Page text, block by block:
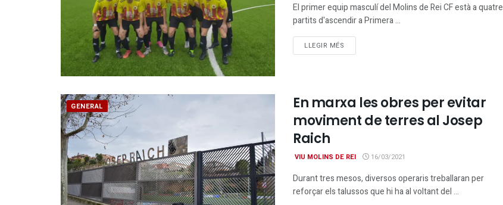
El primer equip masculí del Molins de Rei CF està a quatre
partits d'ascendir a Primera ...
LLEGIR MÉS
GENERAL
En marxa les obres per evitar
moviment de terres al Josep
Raich
VIU MOLINS DE REI 16/03/2021
Durant tres mesos, diversos operaris treballaran per
reforçar els talussos que hi ha al voltant del ...